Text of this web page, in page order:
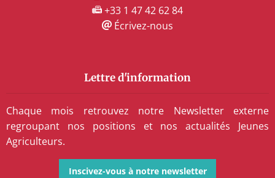
+33 1 47 42 62 84
Écrivez-nous
Lettre d'information
Chaque mois retrouvez notre Newsletter externe
regroupant nos positions et nos actualités Jeunes
Agriculteurs.
Inscivez-vous à notre newsletter